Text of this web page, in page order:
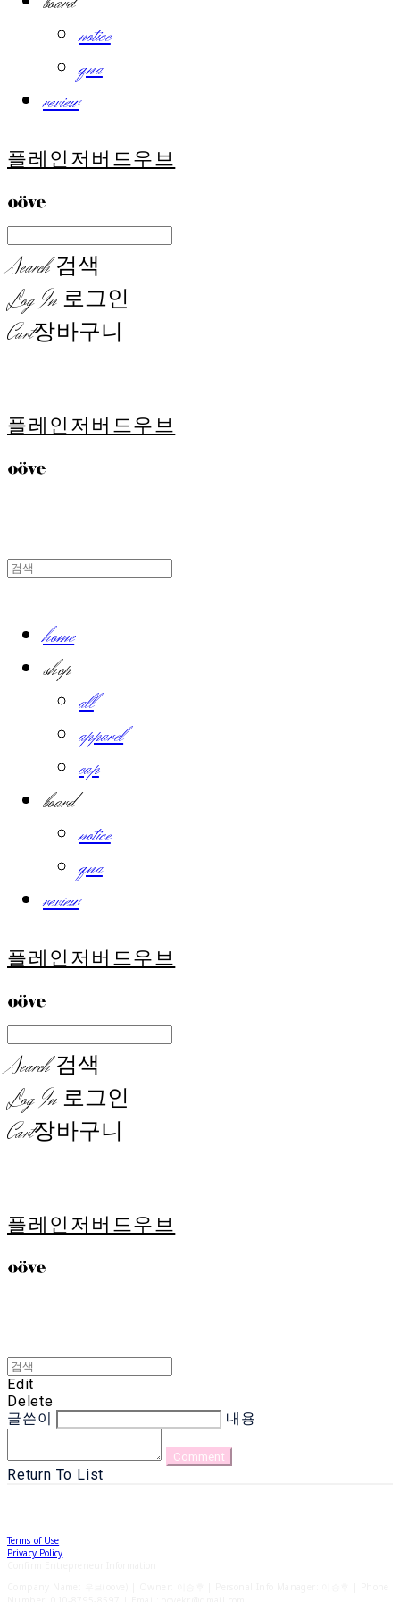
notice
qna
review
플레인저버드우브
Search검색
Log In 로그인
Cart장바구니
플레인저버드우브
home
shop
all
apparel
cap
board
notice
qna
review
플레인저버드우브
Search검색
Log In 로그인
Cart장바구니
플레인저버드우브
Edit
Delete
글쓴이
내용
Comment
Return To List
Terms of Use
Privacy Policy